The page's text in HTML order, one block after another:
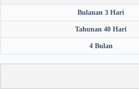
Bulanan 3 Hari
Tahunan 40 Hari
4 Bulan